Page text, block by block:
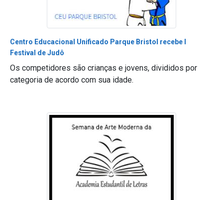
Centro Educacional Unificado Parque Bristol recebe I
Festival de Judô
Os competidores são crianças e jovens, divididos por
categoria de acordo com sua idade.